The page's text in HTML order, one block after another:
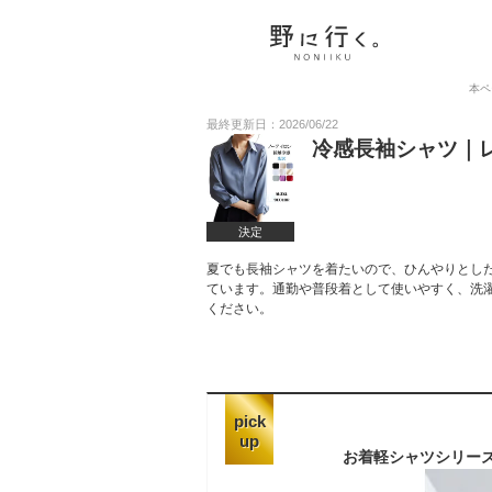
本
最終更新日：2026/06/22
決定
冷感長袖シャツ｜
夏でも長袖シャツを着たいので、ひんやりと
ています。通勤や普段着として使いやすく、
ください。
pick
up